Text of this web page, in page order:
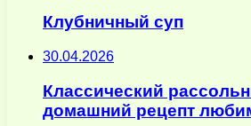
Клубничный суп
30.04.2026
Классический
домашний рецепт